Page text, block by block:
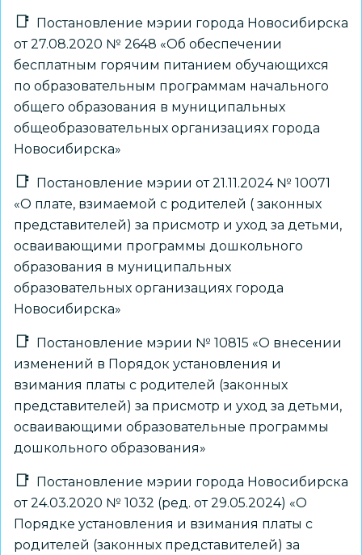
Постановление мэрии города Новосибирска
от 27.08.2020 № 2648 «Об обеспечении
бесплатным горячим питанием обучающихся
по образовательным программам начального
общего образования в муниципальных
общеобразовательных организациях города
Новосибирска»
Постановление мэрии от 21.11.2024 № 10071
«О плате, взимаемой с родителей ( законных
представителей) за присмотр и уход за детьми,
осваивающими программы дошкольного
образования в муниципальных
образовательных организациях города
Новосибирска»
Постановление мэрии № 10815 «О внесении
изменений в Порядок установления и
взимания платы с родителей (законных
представителей) за присмотр и уход за детьми,
осваивающими образовательные программы
дошкольного образования»
Постановление мэрии города Новосибирска
от 24.03.2020 № 1032 (ред. от 29.05.2024) «О
Порядке установления и взимания платы с
родителей (законных представителей) за